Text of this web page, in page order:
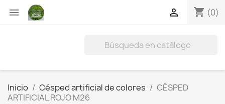
 shopping_cart (0)

Inicio Césped artificial de colores
CÉSPED
ARTIFICIAL ROJO M26